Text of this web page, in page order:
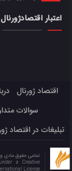
اعتبار اقتصادژورنال
اقتصاد ژورنال
سوالات
تبلیغات در اقتصاد
تمامی حقوق مادی
a Creative
License ©️